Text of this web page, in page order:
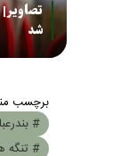
تصاویر|
شد
برچسب
#
# تنگه